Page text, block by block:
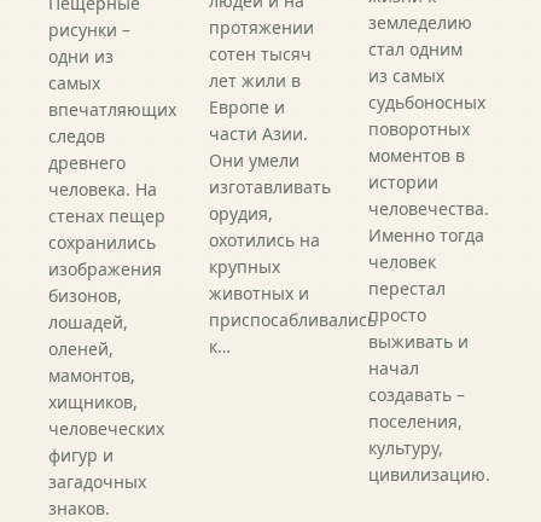
рисунки –
одни из
самых
впечатляющих
следов
древнего
человека. На
стенах пещер
сохранились
изображения
бизонов,
лошадей,
оленей,
мамонтов,
хищников,
человеческих
фигур и
загадочных
знаков.
протяжении
сотен тысяч
лет жили в
Европе и
части Азии.
Они умели
изготавливать
орудия,
охотились на
крупных
животных и
приспосабливались
к…
земледелию
стал одним
из самых
судьбоносных
поворотных
моментов в
истории
человечества.
Именно тогда
человек
перестал
просто
выживать и
начал
создавать –
поселения,
культуру,
цивилизацию.